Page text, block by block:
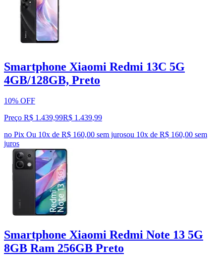
Smartphone Xiaomi Redmi 13C 5G
4GB/128GB, Preto
10% OFF
Preço R$ 1.439,99R$ 1.439,99
no Pix Ou 10x de R$ 160,00 sem jurosou 10x de R$ 160,00 sem
juros
Smartphone Xiaomi Redmi Note 13 5G
8GB Ram 256GB Preto